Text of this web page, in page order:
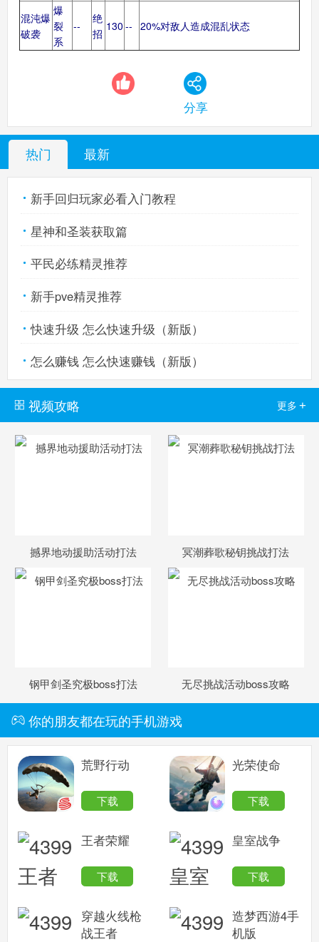
西普大陆手机版
混沌爆
破袭
爆
裂
系
--
绝
招
130 -- 20%对敌人造成混乱状态
分享
热门 最新
新手回归玩家必看入门教程
星神和圣装获取篇
平民必练精灵推荐
新手pve精灵推荐
快速升级 怎么快速升级（新版）
怎么赚钱 怎么快速赚钱（新版）
视频攻略 更多 +
撼界地动援助活动打法 冥潮葬歌秘钥挑战打法
钢甲剑圣究极boss打法 无尽挑战活动boss攻略
你的朋友都在玩的手机游戏
荒野行动
下载
光荣使命
下载
王者荣耀
下载
皇室战争
下载
穿越火线枪
战王者
造梦西游4手
机版